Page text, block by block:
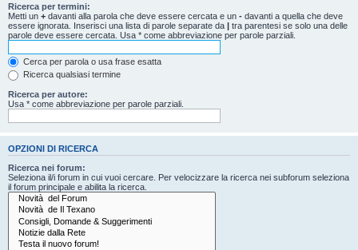
Ricerca per termini:
Metti un + davanti alla parola che deve essere cercata e un - davanti a quella che deve
essere ignorata. Inserisci una lista di parole separate da | tra parentesi se solo una delle
parole deve essere cercata. Usa * come abbreviazione per parole parziali.
Cerca per parola o usa frase esatta
Ricerca qualsiasi termine
Ricerca per autore:
Usa * come abbreviazione per parole parziali.
OPZIONI DI RICERCA
Ricerca nei forum:
Seleziona il/i forum in cui vuoi cercare. Per velocizzare la ricerca nei subforum seleziona
il forum principale e abilita la ricerca.